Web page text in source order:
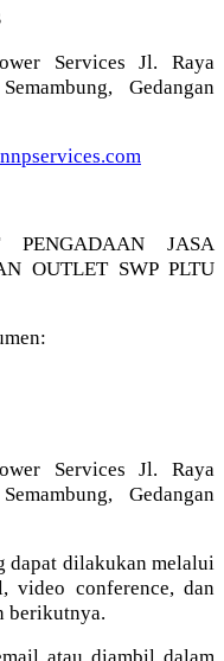
Services Jl. Raya
Gedangan
PENGADAAN JASA
OUTLET SWP PLTU
Services Jl. Raya
Gedangan
dapat dilakukan melalui
video conference, dan
berikutnya.